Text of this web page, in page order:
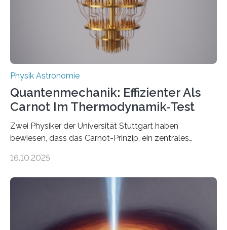
internationale Forschungsgruppe um den
Physik Astronomie
Quantenmechanik: Effizienter Als
Carnot Im Thermodynamik-Test
Zwei Physiker der Universität Stuttgart haben
bewiesen, dass das Carnot-Prinzip, ein zentrales
Größenordnung von Atomen gilt, deren physikalische
Quantenmotoren voranbringen. Das
Wissenschaftsjournal Science Advances veröffentlichte
16.10.2025